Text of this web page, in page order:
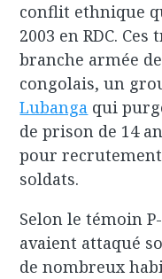
conflit ethnique
2003 en RDC.
branche armée
congolais, un
Lubanga qui
de prison de 14
pour
soldats.
Selon le témoin
avaient attaqué
de nombreux